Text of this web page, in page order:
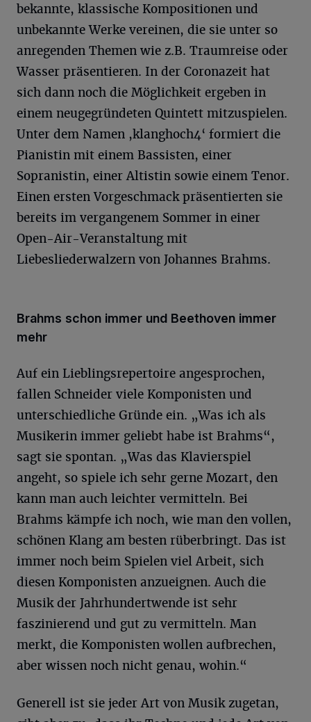
bekannte, klassische Kompositionen und
unbekannte Werke vereinen, die sie unter so
anregenden Themen wie z.B. Traumreise oder
Wasser präsentieren. In der Coronazeit hat
sich dann noch die Möglichkeit ergeben in
einem neugegründeten Quintett mitzuspielen.
Unter dem Namen ,klanghoch4‘ formiert die
Pianistin mit einem Bassisten, einer
Sopranistin, einer Altistin sowie einem Tenor.
Einen ersten Vorgeschmack präsentierten sie
bereits im vergangenem Sommer in einer
Open-Air-Veranstaltung mit
Liebesliederwalzern von Johannes Brahms.
Brahms schon immer und Beethoven immer
mehr
Auf ein Lieblingsrepertoire angesprochen,
fallen Schneider viele Komponisten und
unterschiedliche Gründe ein. „Was ich als
Musikerin immer geliebt habe ist Brahms“,
sagt sie spontan. „Was das Klavierspiel
angeht, so spiele ich sehr gerne Mozart, den
kann man auch leichter vermitteln. Bei
Brahms kämpfe ich noch, wie man den vollen,
schönen Klang am besten rüberbringt. Das ist
immer noch beim Spielen viel Arbeit, sich
diesen Komponisten anzueignen. Auch die
Musik der Jahrhundertwende ist sehr
faszinierend und gut zu vermitteln. Man
merkt, die Komponisten wollen aufbrechen,
aber wissen noch nicht genau, wohin.“
Generell ist sie jeder Art von Musik zugetan,